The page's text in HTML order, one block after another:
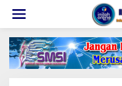
konten